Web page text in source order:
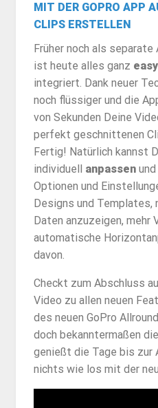
MIT DER GOPRO APP
CLIPS ERSTELLEN
Früher noch als separate
ist heute alles ganz easy
integriert. Dank neuer
noch flüssiger und die
von Sekunden Deine
perfekt geschnittenen
Fertig! Natürlich kannst
individuell anpassenund
Optionen und
Designs und Templates,
Daten anzuzeigen, mehr
automatische
davon.
Checkt zum Abschluss
Video zu allen neuen
des neuen GoPro
doch bekanntermaßen
genießt die Tage bis zur
nichts wie los mit der